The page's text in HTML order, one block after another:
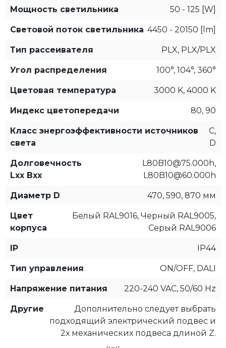
Мощность светильника 50 - 125 [W]
Световой поток светильника 4450 - 20150 [lm]
Тип рассеивателя PLX, PLX/PLX
Угол распределения 100°, 104°, 360°
Цветовая температура 3000 K, 4000 K
Индекс цветопередачи 80, 90
Класс энергоэффективности источников
света
C,
D
Долговечность
Lxx Bxx
L80B10@75.000h,
L80B10@60.000h
Диаметр D 470, 590, 870 мм
Цвет
корпуса
Белый RAL9016, Черный RAL9005,
Серый RAL9006
IP IP44
Тип управления ON/OFF, DALI
Напряжение питания 220-240 VAC, 50/60 Hz
Другие
Дополнительно следует выбрать
подходящий электрический подвес и
2х механических подвеса длиной Z.